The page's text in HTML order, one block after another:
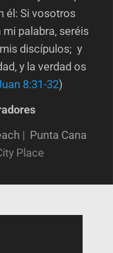
él: Si vosotros
palabra, seréis
discípulos; y
y la verdad os
8:31-32)
| Punta Cana
Place